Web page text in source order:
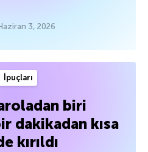
3, 2026
İpuçları
biri
dakikadan kısa
kırıldı